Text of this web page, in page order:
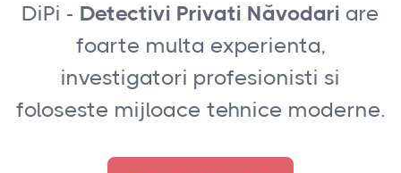
DiPi - Detectivi Privati Năvodari are
foarte multa experienta,
investigatori profesionisti si
foloseste mijloace tehnice moderne.